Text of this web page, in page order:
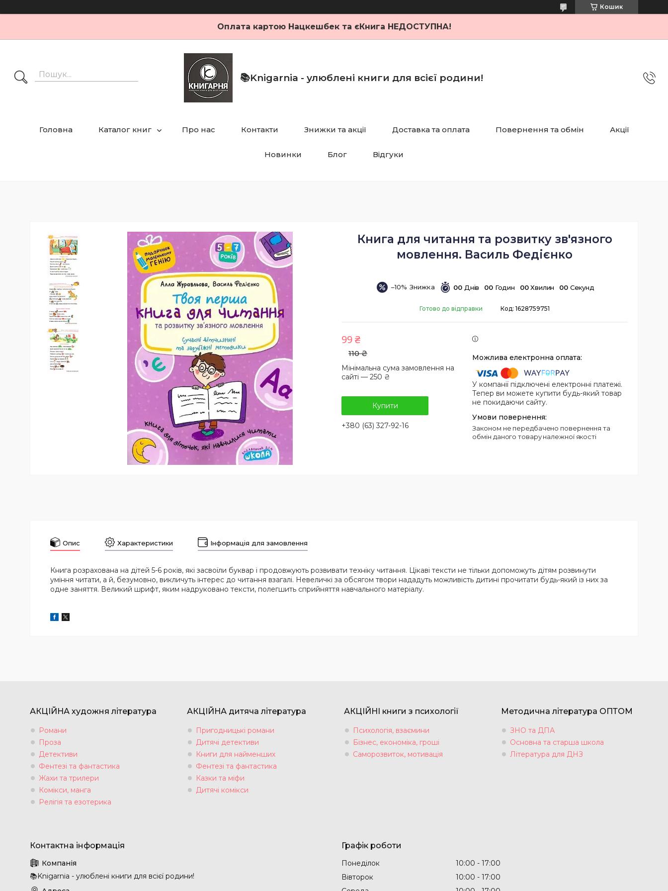
Кошик
Оплата картою Нацкешбек та єКнига НЕДОСТУПНА!
📚Knigarnia - улюблені книги для всієї родини!
Головна Каталог книг Про нас Контакти Знижки та акції Доставка та оплата Повернення та обмін Акції
Новинки Блог Відгуки
Книга для читання та розвитку зв'язного
мовлення. Василь Федієнко
–10% 00 Днів 00 Годин 00 Хвилин 00 Секунд
Готово до відправки Код: 1628759751
110 ₴
99 ₴
Мінімальна сума замовлення на
сайті — 250 ₴
Купити
+380 (63) 327-92-16
У компанії підключені електронні платежі.
Тепер ви можете купити будь-який товар
не покидаючи сайту.
Законом не передбачено повернення та
обмін даного товару належної якості
Опис Характеристики Інформація для замовлення
Книга розрахована на дітей 5-6 років, які засвоїли буквар і продовжують розвивати техніку читання. Цікаві тексти не тільки допоможуть дітям розвинути
уміння читати, а й, безумовно, викличуть інтерес до читання взагалі. Невеличкі за обсягом твори нададуть можливість дитині прочитати будь-який із них за
одне заняття. Великий шрифт, яким надруковано тексти, полегшить сприйняття навчального матеріалу.
АКЦІЙНА художня література
Романи
Проза
Детективи
Фентезі та фантастика
Жахи та трилери
Комікси, манга
Релігія та езотерика
АКЦІЙНА дитяча література
Пригодницькі романи
Дитячі детективи
Книги для найменших
Фентезі та фантастика
Казки та міфи
Дитячі комікси
АКЦІЙНІ книги з психології
Психологія, взаємини
Бізнес, економіка, гроші
Саморозвиток, мотивація
Методична література ОПТОМ
ЗНО та ДПА
Основна та старша школа
Література для ДНЗ
📚Knigarnia - улюблені книги для всієї родини!
Графік роботи
Понеділок 10:00
17:00
Вівторок
10:00
17:00